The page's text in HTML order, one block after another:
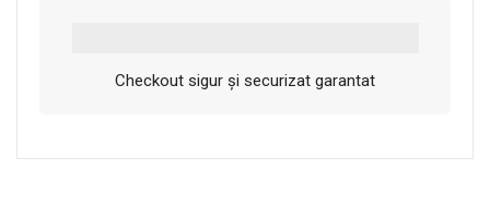
Checkout sigur și securizat garantat